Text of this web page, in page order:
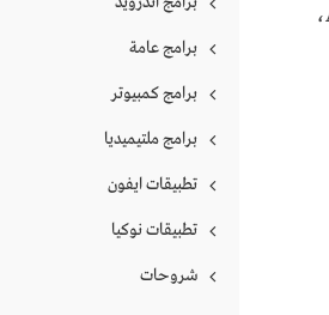
اولا يجب فتح تطبيق Capcut على الجهاز الخاص بك، وتنزيل التطبيق من خلال من Playstore أو App Store،
برامج عامة
برامج كمبيوتر
برامج ملتيميديا
تطبيقات ايفون
تطبيقات نوكيا
شروحات